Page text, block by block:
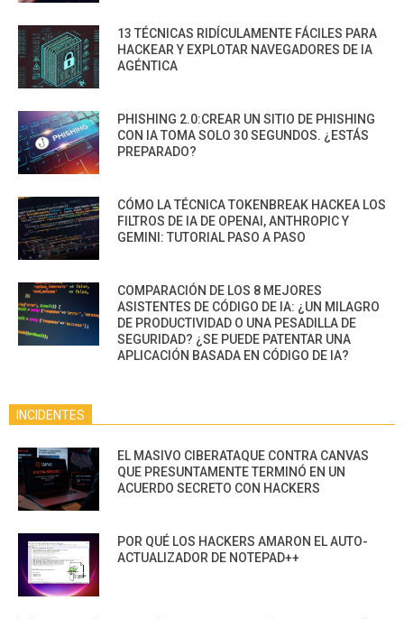
13 TÉCNICAS RIDÍCULAMENTE FÁCILES PARA
HACKEAR Y EXPLOTAR NAVEGADORES DE IA
AGÉNTICA
PHISHING 2.0:CREAR UN SITIO DE PHISHING
CON IA TOMA SOLO 30 SEGUNDOS. ¿ESTÁS
PREPARADO?
CÓMO LA TÉCNICA TOKENBREAK HACKEA LOS
FILTROS DE IA DE OPENAI, ANTHROPIC Y
GEMINI: TUTORIAL PASO A PASO
COMPARACIÓN DE LOS 8 MEJORES
ASISTENTES DE CÓDIGO DE IA: ¿UN MILAGRO
DE PRODUCTIVIDAD O UNA PESADILLA DE
SEGURIDAD? ¿SE PUEDE PATENTAR UNA
APLICACIÓN BASADA EN CÓDIGO DE IA?
INCIDENTES
EL MASIVO CIBERATAQUE CONTRA CANVAS
QUE PRESUNTAMENTE TERMINÓ EN UN
ACUERDO SECRETO CON HACKERS
POR QUÉ LOS HACKERS AMARON EL AUTO-
ACTUALIZADOR DE NOTEPAD++